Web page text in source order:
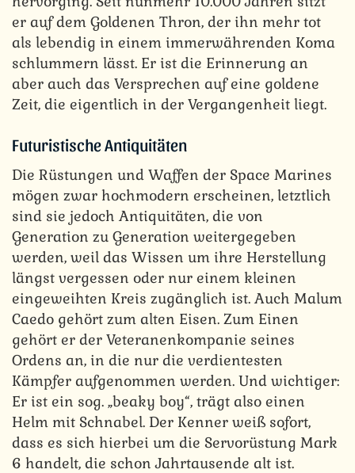
er auf dem Goldenen Thron, der ihn mehr tot
als lebendig in einem immerwährenden Koma
schlummern lässt. Er ist die Erinnerung an
aber auch das Versprechen auf eine goldene
Zeit, die eigentlich in der Vergangenheit liegt.
Futuristische Antiquitäten
Die Rüstungen und Waffen der Space Marines
mögen zwar hochmodern erscheinen, letztlich
sind sie jedoch Antiquitäten, die von
Generation zu Generation weitergegeben
werden, weil das Wissen um ihre Herstellung
längst vergessen oder nur einem kleinen
eingeweihten Kreis zugänglich ist. Auch Malum
Caedo gehört zum alten Eisen. Zum Einen
gehört er der Veteranenkompanie seines
Ordens an, in die nur die verdientesten
Kämpfer aufgenommen werden. Und wichtiger:
Er ist ein sog. „beaky boy“, trägt also einen
Helm mit Schnabel. Der Kenner weiß sofort,
dass es sich hierbei um die Servorüstung Mark
6 handelt, die schon Jahrtausende alt ist.